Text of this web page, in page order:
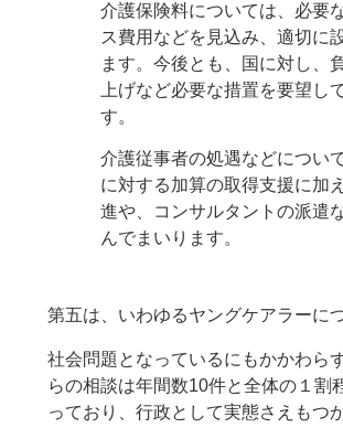
介護保険料については、必要
ス費用などを見込み、適切に
ます。今後とも、国に対し、
上げなど必要な措置を要望し
す。
介護従事者の処遇などについ
に対する加算の取得支援に加
進や、コンサルタントの派遣
んでまいります。
第五は、いわゆるヤングケアラーに
社会問題となっているにもかかわら
らの相談は年間数10件と全体の１割
っており、行政として実態さえもつ